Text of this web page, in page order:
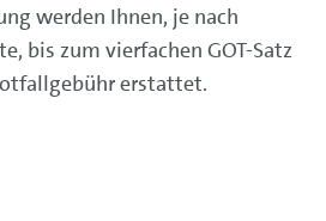
werden Ihnen, je nach
bis zum vierfachen GOT-Satz
erstattet.